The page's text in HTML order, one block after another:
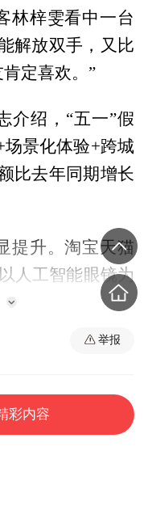
林梓雯看中一台
解放双手，又比
定喜欢。”
介绍，“五一”假
景化体验+跨城
比去年同期增长
提升。淘宝天猫
人工智能眼镜为
销售额同比增长
增长100%；运
断提质扩容，有
举报
彩内容